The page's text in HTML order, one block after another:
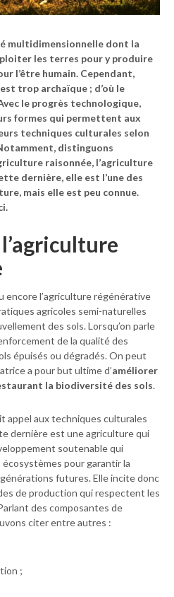
multidimensionnelle dont la
les terres pour y produire
l’être humain. Cependant,
est trop archaïque ; d’où le
le progrès technologique,
formes qui permettent aux
techniques culturales selon
distinguons
raisonnée, l’agriculture
dernière, elle est l’une des
mais elle est peu connue.
encore l’agriculture régénérative
agricoles semi-naturelles
des sols. Lorsqu’on parle
de la qualité des
épuisés ou dégradés. On peut
a pour but ultime d’améliorer
la biodiversité des sols.
appel aux techniques culturales
dernière est une agriculture qui
soutenable qui
pour garantir la
futures. Elle incite donc
de production qui respectent les
des composantes de
citer entre autres :
;